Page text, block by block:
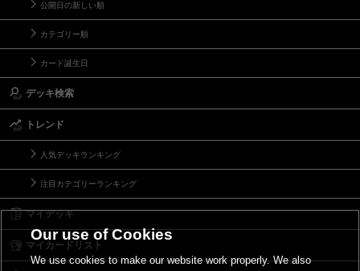
公開日の新しい順
カテゴリー順
カード誕生日
デッキ検索
トレンド
人気デッキランキング
注目カテゴリーランキング
マイデッキ
マイカードリスト
Our use of Cookies
We use cookies to make our website work properly. We also